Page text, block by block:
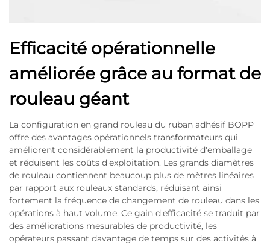
Efficacité opérationnelle
améliorée grâce au format de
rouleau géant
La configuration en grand rouleau du ruban adhésif BOPP
offre des avantages opérationnels transformateurs qui
améliorent considérablement la productivité d'emballage
et réduisent les coûts d'exploitation. Les grands diamètres
de rouleau contiennent beaucoup plus de mètres linéaires
par rapport aux rouleaux standards, réduisant ainsi
fortement la fréquence de changement de rouleau dans les
opérations à haut volume. Ce gain d'efficacité se traduit par
des améliorations mesurables de productivité, les
opérateurs passant davantage de temps sur des activités à